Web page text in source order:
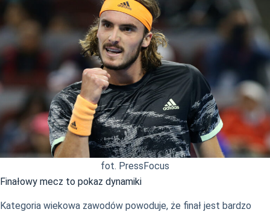
fot. PressFocus
Finałowy mecz to pokaz dynamiki
Kategoria wiekowa zawodów powoduje, że finał jest bardzo